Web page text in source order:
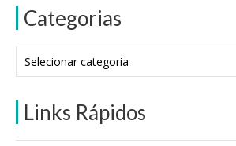
Categorias
Links Rápidos